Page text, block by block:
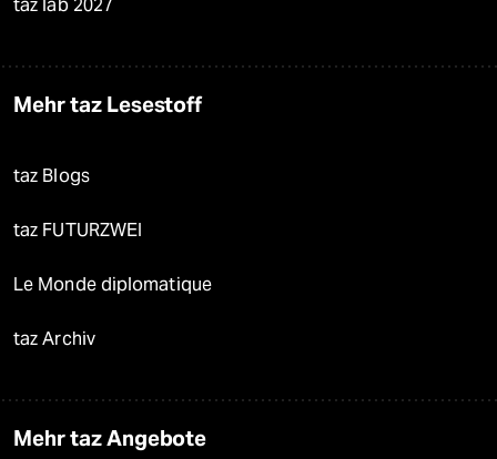
taz lab 2027
Mehr taz Lesestoff
taz Blogs
taz FUTURZWEI
Le Monde diplomatique
taz Archiv
Mehr taz Angebote